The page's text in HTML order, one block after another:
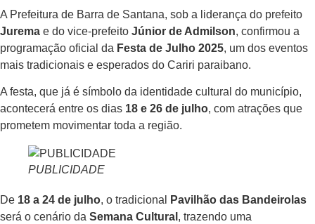
A Prefeitura de Barra de Santana, sob a liderança do prefeito
Jurema e do vice-prefeito Júnior de Admilson, confirmou a
programação oficial da Festa de Julho 2025, um dos eventos
mais tradicionais e esperados do Cariri paraibano.
A festa, que já é símbolo da identidade cultural do município,
acontecerá entre os dias 18 e 26 de julho, com atrações que
prometem movimentar toda a região.
PUBLICIDADE
De 18 a 24 de julho, o tradicional
Pavilhão das Bandeirolas
será o cenário da Semana Cultural , trazendo uma